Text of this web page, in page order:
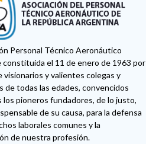
Personal Técnico Aeronáutico
constituida el 11 de enero de 1963 por
visionarios y valientes colegas y
de todas las edades, convencidos
los pioneros fundadores, de lo justo,
de su causa, para la defensa
laborales comunes y la
de nuestra profesión.